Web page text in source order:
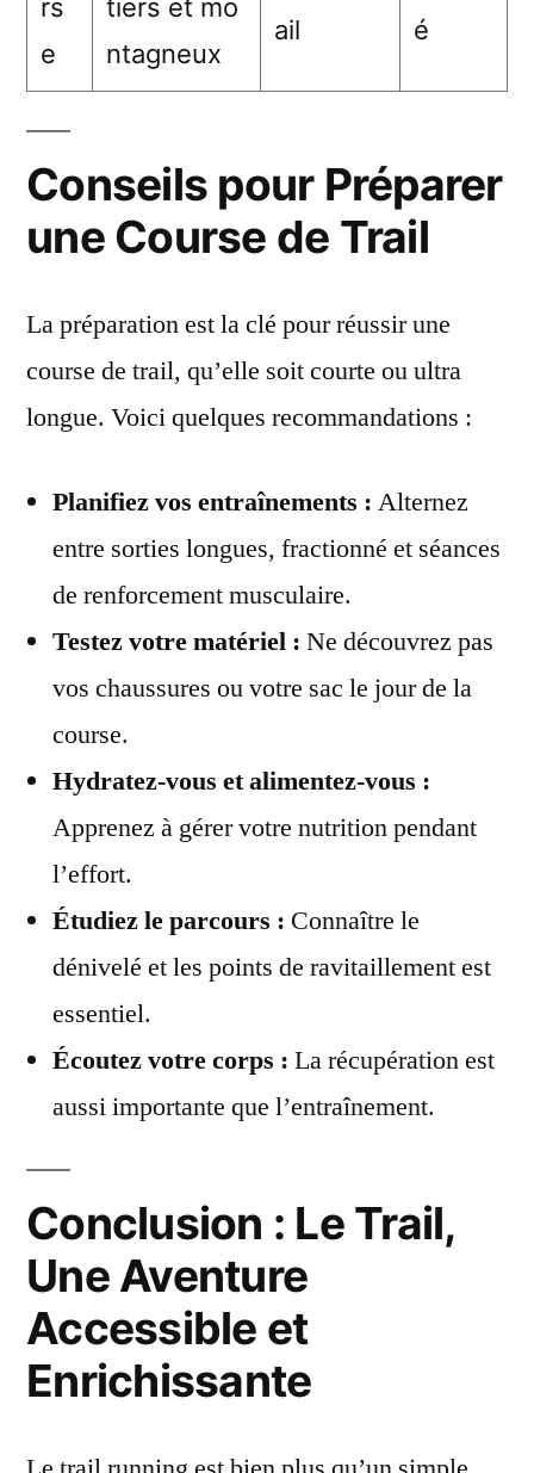
rs
e
tiers et mo
ntagneux
ail
é
Conseils pour Préparer
une Course de Trail
La préparation est la clé pour réussir une
course de trail, qu’elle soit courte ou ultra
longue. Voici quelques recommandations :
Planifiez vos entraînements : Alternez
entre sorties longues, fractionné et séances
de renforcement musculaire.
Testez votre matériel : Ne découvrez pas
vos chaussures ou votre sac le jour de la
course.
Hydratez-vous et alimentez-vous :
Apprenez à gérer votre nutrition pendant
l’effort.
Étudiez le parcours : Connaître le
dénivelé et les points de ravitaillement est
essentiel.
Écoutez votre corps : La récupération est
aussi importante que l’entraînement.
Conclusion : Le Trail,
Une Aventure
Accessible et
Enrichissante